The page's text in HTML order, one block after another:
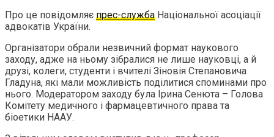
Про це повідомляє прес-служба Національної асоціації
адвокатів України.
Організатори обрали незвичний формат наукового
заходу, адже на ньому зібралися не лише науковці, а й
друзі, колеги, студенти і вчителі Зіновія Степановича
Гладуна, які мали можливість поділитися споминами про
нього. Модератором заходу була Ірина Сенюта – Голова
Комітету медичного і фармацевтичного права та
біоетики НААУ.